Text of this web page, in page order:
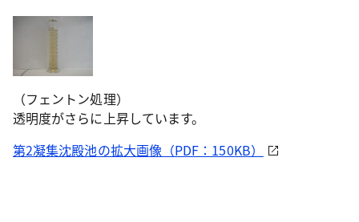
（フェントン処理）
透明度がさらに上昇しています。
第2凝集沈殿池の拡大画像（PDF：150KB）